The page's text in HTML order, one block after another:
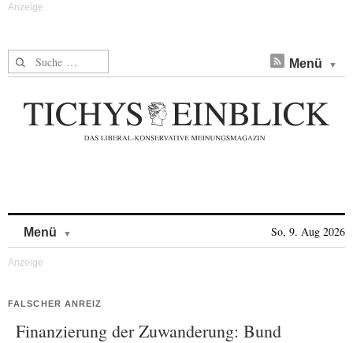
Suche nach: Menü
Menü So, 9. Aug 2026
FALSCHER ANREIZ
Finanzierung der Zuwanderung: Bund